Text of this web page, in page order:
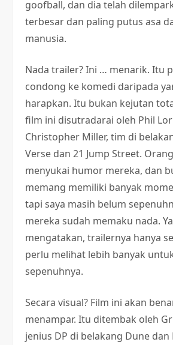
goofball, dan dia telah
terbesar dan paling putus asa
manusia.
Nada trailer? Ini … menarik. Itu
condong ke komedi daripada
harapkan. Itu bukan kejutan
film ini disutradarai oleh Phil
Christopher Miller, tim di
Verse dan 21 Jump Street.
menyukai humor mereka, dan
memang memiliki banyak
tapi saya masih belum
mereka sudah memaku nada.
mengatakan, trailernya hanya
perlu melihat lebih banyak
sepenuhnya.
Secara visual? Film ini akan
menampar. Itu ditembak oleh
jenius DP di belakang Dune dan